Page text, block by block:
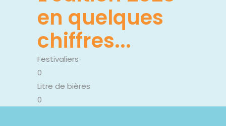
en quelques
chiffres...
Festivaliers
0
Litre de bières
0